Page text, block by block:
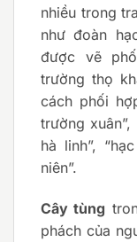
nhiều trong
như đoàn
được vẽ
trường thọ
cách phối
trường xuân”,
hà linh”,
niên”.
Cây tùng
phách của